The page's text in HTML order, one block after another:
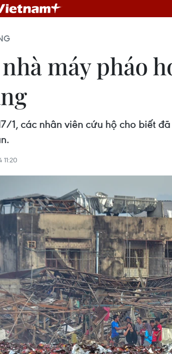
máy pháo
1, các nhân viên cứu hộ cho biết